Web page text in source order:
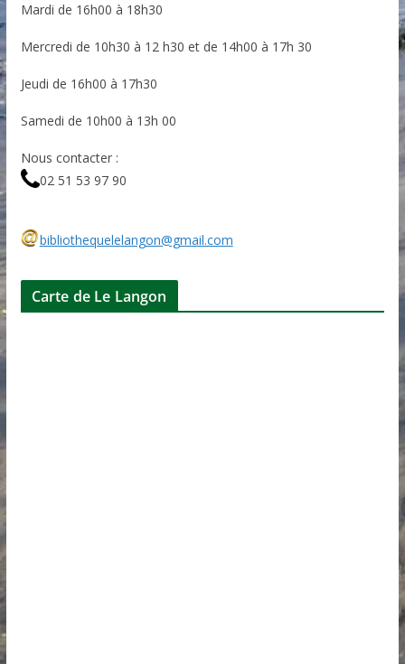
Mardi de 16h00 à 18h30
Mercredi de 10h30 à 12 h30 et de 14h00 à 17h 30
Jeudi de 16h00 à 17h30
Samedi de 10h00 à 13h 00
Nous contacter :
02 51 53 97 90
bibliothequelelangon@gmail.com
Carte de Le Langon